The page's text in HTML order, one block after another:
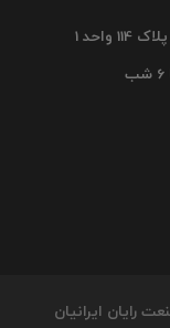
رایان ایرانیان